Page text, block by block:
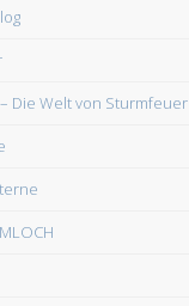
Die Welt von Sturmfeuer